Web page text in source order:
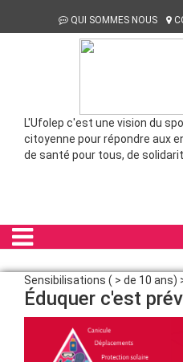
QUI SOMMES NOUS
L'Ufolep c'est une vision du
citoyenne pour répondre aux
de santé pour tous, de
Sensibilisations ( > de 10 ans)
Éduquer c'est